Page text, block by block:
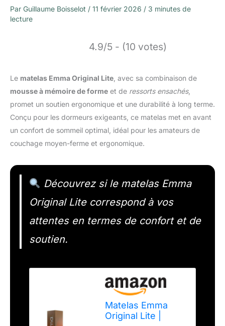
Par Guillaume Boisselot / 11 février 2026 / 3 minutes de
lecture
4.9/5 - (10 votes)
Le matelas Emma Original Lite , avec sa combinaison de
mousse à mémoire de forme et de ressorts ensachés,
promet un soutien ergonomique et une durabilité à long terme.
Conçu pour les dormeurs exigeants, ce matelas met en avant
un confort de sommeil optimal, idéal pour les amateurs de
couchage moyen-ferme et ergonomique.
Découvrez si le matelas Emma
Original Lite correspond à vos
attentes en termes de confort et de
soutien.
Matelas Emma
Original Lite |